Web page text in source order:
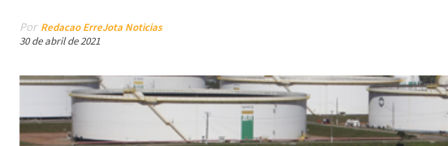
Por Redacao ErreJota Noticias
30 de abril de 2021